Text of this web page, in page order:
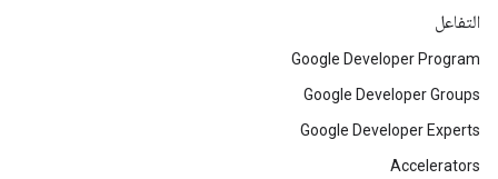
التفاعل
Google Developer Program
Google Developer Groups
Google Developer Experts
Accelerators